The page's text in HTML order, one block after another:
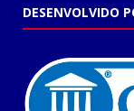
DESENVOLVIDO